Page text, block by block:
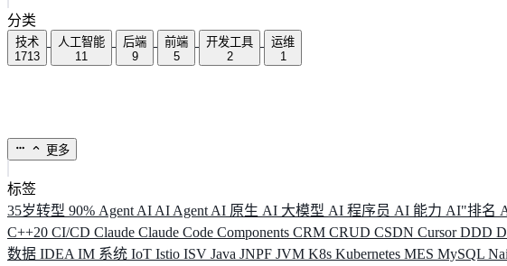
分类
技术
1713
人工智能
11
后端
9
前端
5
开发工具
2
运维
1
更多
标签
35岁转型 90% Agent AI AI Agent AI 原生 AI 大模型 AI 程序员 AI 能力 AI"排名
C++20 CI/CD Claude Claude Code Components CRM CRUD CSDN CursorDDD
数据 IDEA IM 系统 IoT Istio ISV Java JNPF JVM K8s Kubernetes MES MySQL